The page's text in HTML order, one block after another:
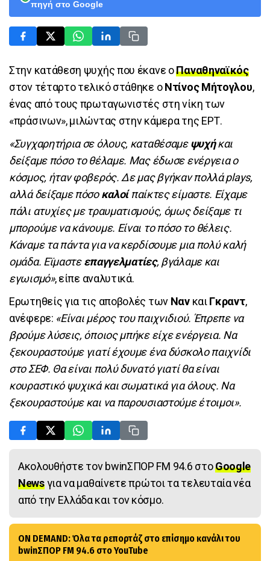
πηγή στο Google
Στην κατάθεση ψυχής που έκανε οΠαναθηναϊκός
στον τέταρτο τελικό στάθηκε οΝτίνος Μήτογλου,
ένας από τους πρωταγωνιστές στη νίκη των
«πράσινων», μιλώντας στην κάμερα της ΕΡΤ.
«Συγχαρητήρια σε όλους, καταθέσαμεψυχήκαι
δείξαμε πόσο το θέλαμε. Μας έδωσε ενέργεια ο
κόσμος, ήταν φοβερός. Δε μας βγήκαν πολλά plays,
αλλά δείξαμε πόσοκαλοίπαίκτες είμαστε. Είχαμε
πάλι ατυχίες με τραυματισμούς, όμως δείξαμε τι
μπορούμε να κάνουμε. Είναι το πόσο το θέλεις.
Κάναμε τα πάντα για να κερδίσουμε μια πολύ καλή
ομάδα. Εϊμαστεεπαγγελματίες, βγάλαμε και
εγωισμό», είπε αναλυτικά.
Ερωτηθείς για τις αποβολές των ΝανκαιΓκραντ,
ανέφερε: «Είναι μέρος του παιχνιδιού. Έπρεπε να
βρούμε λύσεις, όποιος μπήκε είχε ενέργεια. Να
ξεκουραστούμε γιατί έχουμε ένα δύσκολο παιχνίδι
στο ΣΕΦ. Θα είναι πολύ δυνατό γιατί θα είναι
κουραστικό ψυχικά και σωματικά για όλους. Να
ξεκουραστούμε και να παρουσιαστούμε έτοιμοι».
Ακολουθήστε τον bwinΣΠΟΡ FM 94.6 στοGoogle
Newsγια να μαθαίνετε πρώτοι τα τελευταία νέα
από την Ελλάδα και τον κόσμο.
ON DEMAND: Όλα τα ρεπορτάζ στο επίσημο κανάλι του
bwinΣΠΟΡ FM 94.6 στο YouTube